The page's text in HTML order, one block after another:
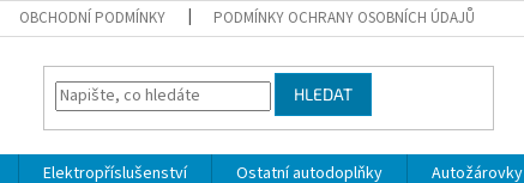
OBCHODNÍ PODMÍNKY PODMÍNKY OCHRANY OSOBNÍCH ÚDAJŮ
HLEDAT
Elektropříslušenství Ostatní autodoplňky Autožárovky